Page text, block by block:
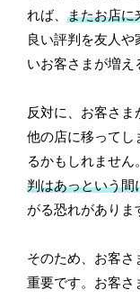
れば、またお店に
良い評判を友人や
いお客さまが増え
反対に、お客さま
他の店に移ってし
るかもしれませ
判はあっという間
がる恐れがありま
そのため、お客さ
重要です。お客さ